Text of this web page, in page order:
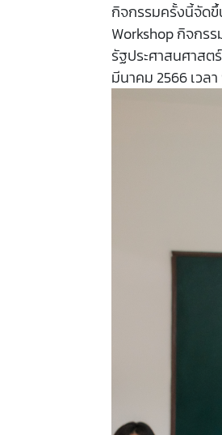
กิจกรรมครั้งนี้จัดขึ้
Workshop กิจกร
รัฐประศาสนศาสต
มีนาคม 2566 เวล